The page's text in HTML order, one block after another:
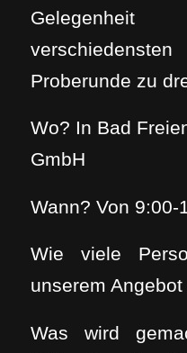
Proberunde zu
Wo? In Bad
GmbH
Wann? Von 9:00-
Wie viele
unserem
Was wird